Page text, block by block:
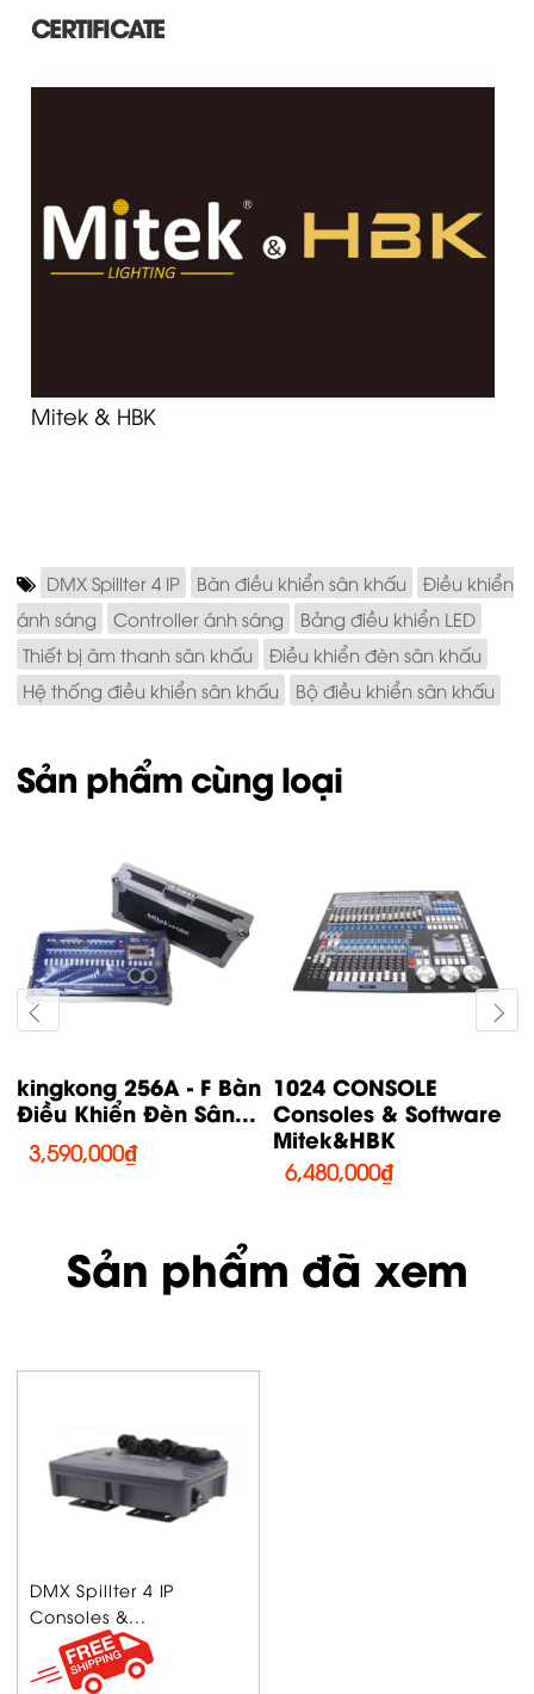
CERTIFICATE
Mitek & HBK
DMX Spillter 4 IP Bàn điều khiển sân khấu
Điều khiển
ánh sáng
Controller ánh sáng
Bảng điều khiển LED
Thiết bị âm thanh sân khấu
Điều khiển đèn sân khấu
Hệ thống điều khiển sân khấu
Bộ điều khiển sân khấu
Sản phẩm cùng loại
Quartz Consoles &
Software Mitek&HBK
21,850,000₫
MA3 Command Wing
Consoles &
Software...
71,220,000₫
Sản phẩm đã xem
DMX Spillter 4 IP
Consoles &...